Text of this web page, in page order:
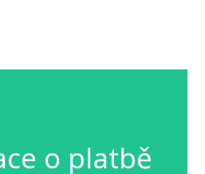
o platbě